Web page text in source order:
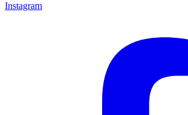
Instagram